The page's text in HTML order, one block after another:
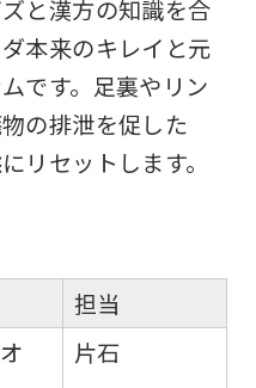
と漢方の知識を合
本来のキレイと元
です。足裏やリン
の排泄を促した
リセットします。
担当
片石